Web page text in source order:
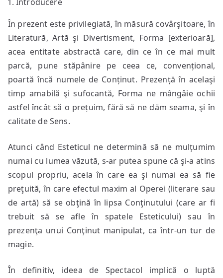
divertisment
În prezent este privilegiată, în măsură covârşitoare, în
Literatură, Artă şi Divertisment, Forma [exterioară],
acea entitate abstractă care, din ce în ce mai mult
parcă, pune stăpânire pe ceea ce, convențional,
poartă încă numele de Conținut. Prezență în acelaşi
timp amabilă şi sufocantă, Forma ne mângâie ochii
astfel încât să o prețuim, fără să ne dăm seama, şi în
calitate de Sens.
Atunci când Esteticul ne determină să ne mulțumim
numai cu lumea văzută, s-ar putea spune că şi-a atins
scopul propriu, acela în care ea şi numai ea să fie
preţuită, în care efectul maxim al Operei (literare sau
de artă) să se obţină în lipsa Conţinutului (care ar fi
trebuit să se afle în spatele Esteticului) sau în
prezenţa unui Conţinut manipulat, ca într-un tur de
magie.
În definitiv, ideea de Spectacol implică o luptă